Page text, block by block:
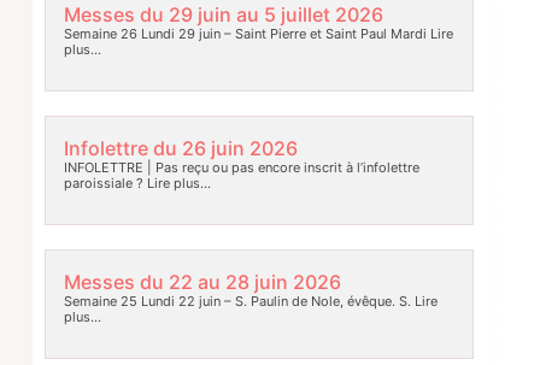
Messes du 29 juin au 5 juillet 2026
Semaine 26 Lundi 29 juin – Saint Pierre et Saint Paul Mardi Lire
plus…
Infolettre du 26 juin 2026
INFOLETTRE | Pas reçu ou pas encore inscrit à l’infolettre
paroissiale ? Lire plus…
Messes du 22 au 28 juin 2026
Semaine 25 Lundi 22 juin – S. Paulin de Nole, évêque. S. Lire
plus…